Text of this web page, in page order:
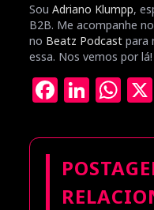
Sou Adriano Klumpp,
B2B. Me acompanhe no
no Beatz Podcast para
essa. Nos vemos por lá!